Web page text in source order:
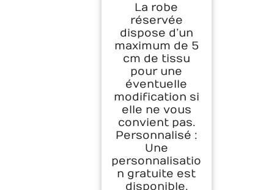
La robe
réservée
dispose d’un
maximum de 5
cm de tissu
pour une
éventuelle
modification si
elle ne vous
convient pas.
Personnalisé :
Une
personnalisatio
n gratuite est
disponible,